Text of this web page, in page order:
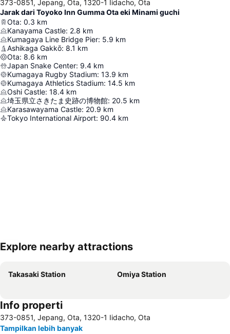
373-0851, Jepang, Ota, 1320-1 Iidacho, Ota
Jarak dari Toyoko Inn Gumma Ota eki Minami guchi
Ota: 0.3 km
Kanayama Castle: 2.8 km
Kumagaya Line Bridge Pier: 5.9 km
Ashikaga Gakkō: 8.1 km
Ota: 8.6 km
Japan Snake Center: 9.4 km
Kumagaya Rugby Stadium: 13.9 km
Kumagaya Athletics Stadium: 14.5 km
Oshi Castle: 18.4 km
埼玉県立さきたま史跡の博物館: 20.5 km
Karasawayama Castle: 20.9 km
Tokyo International Airport: 90.4 km
Explore nearby attractions
Takasaki Station Omiya Station
Info properti
373-0851, Jepang, Ota, 1320-1 Iidacho, Ota
Tampilkan lebih banyak